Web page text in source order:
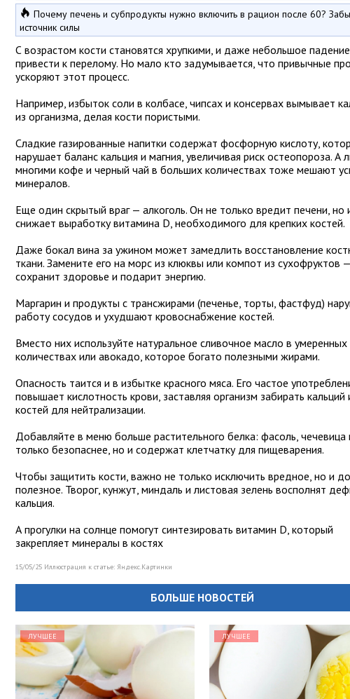
Почему печень и субпродукты нужно включить в рацион после 60?
источник силы
С возрастом кости становятся хрупкими, и даже небольшое
привести к перелому. Но мало кто задумывается, что привычные
ускоряют этот процесс.
Например, избыток соли в колбасе, чипсах и консервах вымывает
из организма, делая кости пористыми.
Сладкие газированные напитки содержат фосфорную кислоту,
нарушает баланс кальция и магния, увеличивая риск остеопороза. А
многими кофе и черный чай в больших количествах тоже мешают
минералов.
Еще один скрытый враг — алкоголь. Он не только вредит печени, но
снижает выработку витамина D, необходимого для крепких костей.
Даже бокал вина за ужином может замедлить восстановление
ткани. Замените его на морс из клюквы или компот из сухофруктов
сохранит здоровье и подарит энергию.
Маргарин и продукты с трансжирами (печенье, торты, фастфуд)
работу сосудов и ухудшают кровоснабжение костей.
Вместо них используйте натуральное сливочное масло в умеренных
количествах или авокадо, которое богато полезными жирами.
Опасность таится и в избытке красного мяса. Его частое
повышает кислотность крови, заставляя организм забирать кальций
костей для нейтрализации.
Добавляйте в меню больше растительного белка: фасоль, чечевица
только безопаснее, но и содержат клетчатку для пищеварения.
Чтобы защитить кости, важно не только исключить вредное, но и
полезное. Творог, кунжут, миндаль и листовая зелень восполнят
кальция.
А прогулки на солнце помогут синтезировать витамин D, который
закрепляет минералы в костях
15/05/25 Иллюстрация к статье: Яндекс.Картинки
БОЛЬШЕ НОВОСТЕЙ
ЛУЧШЕЕ ЛУЧШЕЕ